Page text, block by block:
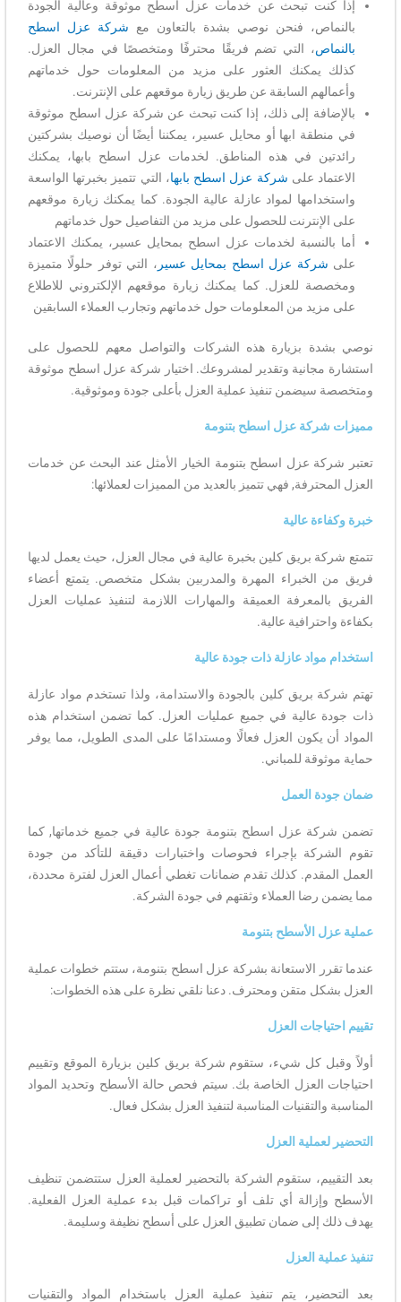
إذا كنت تبحث عن خدمات عزل اسطح موثوقة وعالية الجودة
بالنماص، فنحن نوصي بشدة بالتعاون مع شركة عزل اسطح
بالنماص، التي تضم فريقًا محترفًا ومتخصصًا في مجال العزل.
كذلك يمكنك العثور على مزيد من المعلومات حول خدماتهم
وأعمالهم السابقة عن طريق زيارة موقعهم على الإنترنت.
بالإضافة إلى ذلك، إذا كنت تبحث عن شركة عزل اسطح موثوقة
في منطقة ابها أو محايل عسير، يمكننا أيضًا أن نوصيك بشركتين
رائدتين في هذه المناطق. لخدمات عزل اسطح بابها، يمكنك
الاعتماد على شركة عزل اسطح بابها، التي تتميز بخبرتها الواسعة
واستخدامها لمواد عازلة عالية الجودة. كما يمكنك زيارة موقعهم
على الإنترنت للحصول على مزيد من التفاصيل حول خدماتهم
أما بالنسبة لخدمات عزل اسطح بمحايل عسير، يمكنك الاعتماد
على شركة عزل اسطح بمحايل عسير ، التي توفر حلولًا متميزة
ومخصصة للعزل. كما يمكنك زيارة موقعهم الإلكتروني للاطلاع
على مزيد من المعلومات حول خدماتهم وتجارب العملاء السابقين
نوصي بشدة بزيارة هذه الشركات والتواصل معهم للحصول على
استشارة مجانية وتقدير لمشروعك. اختيار شركة عزل اسطح موثوقة
ومتخصصة سيضمن تنفيذ عملية العزل بأعلى جودة وموثوقية.
مميزات شركة عزل اسطح بتنومة
تعتبر شركة عزل اسطح بتنومة الخيار الأمثل عند البحث عن خدمات
العزل المحترفة, فهي تتميز بالعديد من المميزات لعملائها:
خبرة وكفاءة عالية
تتمتع شركة بريق كلين بخبرة عالية في مجال العزل، حيث يعمل لديها
فريق من الخبراء المهرة والمدربين بشكل متخصص. يتمتع أعضاء
الفريق بالمعرفة العميقة والمهارات اللازمة لتنفيذ عمليات العزل
بكفاءة واحترافية عالية.
استخدام مواد عازلة ذات جودة عالية
تهتم شركة بريق كلين بالجودة والاستدامة، ولذا تستخدم مواد عازلة
ذات جودة عالية في جميع عمليات العزل. كما تضمن استخدام هذه
المواد أن يكون العزل فعالًا ومستدامًا على المدى الطويل، مما يوفر
حماية موثوقة للمباني.
ضمان جودة العمل
تضمن شركة عزل اسطح بتنومة جودة عالية في جميع خدماتها, كما
تقوم الشركة بإجراء فحوصات واختبارات دقيقة للتأكد من جودة
العمل المقدم. كذلك تقدم ضمانات تغطي أعمال العزل لفترة محددة،
مما يضمن رضا العملاء وثقتهم في جودة الشركة.
عملية عزل الأسطح بتنومة
عندما تقرر الاستعانة بشركة عزل اسطح بتنومة، ستتم خطوات عملية
العزل بشكل متقن ومحترف. دعنا نلقي نظرة على هذه الخطوات:
تقييم احتياجات العزل
أولاً وقبل كل شيء، ستقوم شركة بريق كلين بزيارة الموقع وتقييم
احتياجات العزل الخاصة بك. سيتم فحص حالة الأسطح وتحديد المواد
المناسبة والتقنيات المناسبة لتنفيذ العزل بشكل فعال.
التحضير لعملية العزل
بعد التقييم، ستقوم الشركة بالتحضير لعملية العزل ستتضمن تنظيف
الأسطح وإزالة أي تلف أو تراكمات قبل بدء عملية العزل الفعلية.
يهدف ذلك إلى ضمان تطبيق العزل على أسطح نظيفة وسليمة.
تنفيذ عملية العزل
بعد التحضير، يتم تنفيذ عملية العزل باستخدام المواد والتقنيات